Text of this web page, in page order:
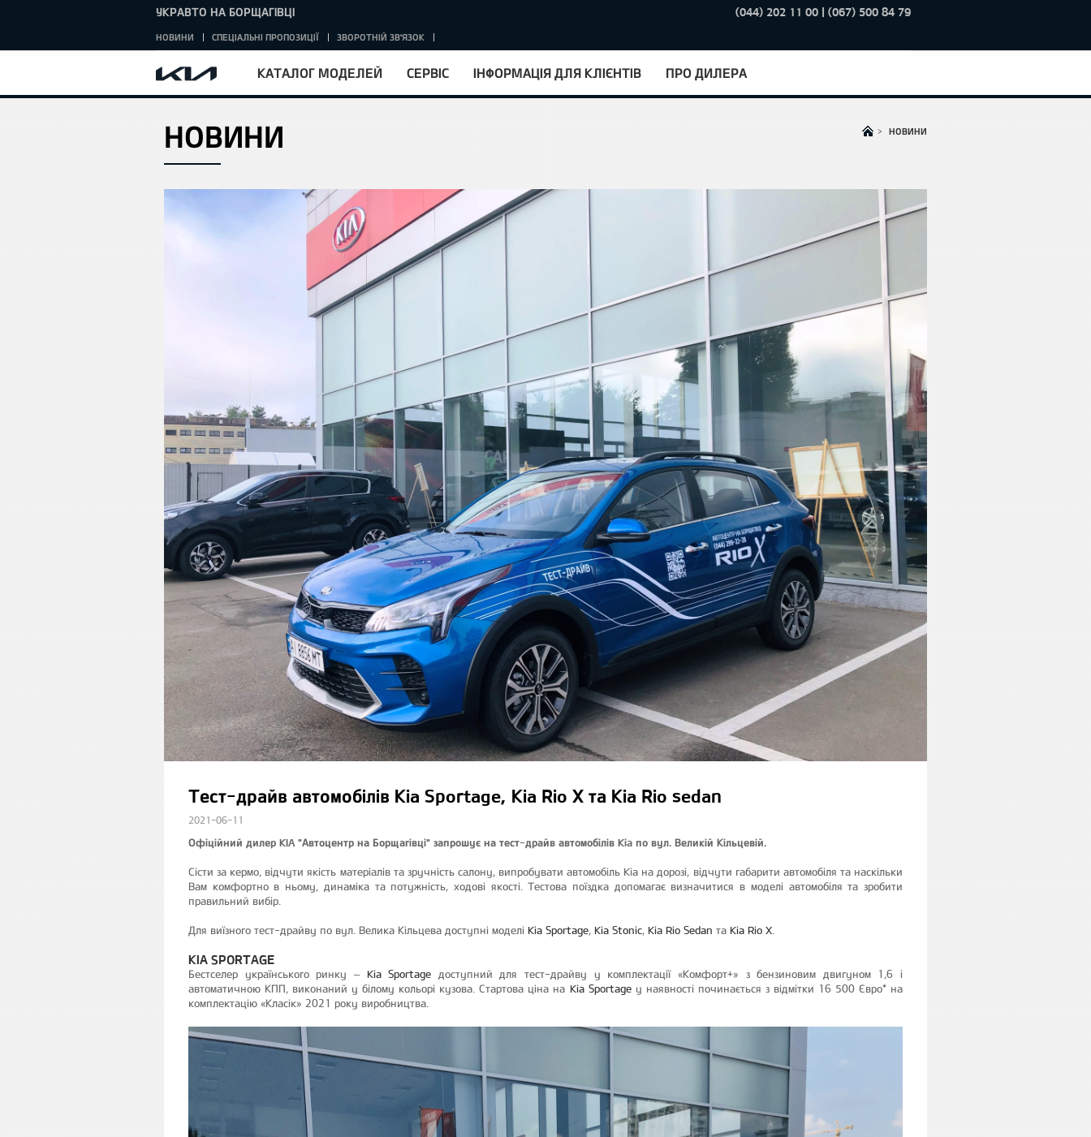
КАТАЛОГ МОДЕЛЕЙ СЕРВІС ІНФОРМАЦІЯ ДЛЯ КЛІЄНТІВ ПРО ДИЛЕРА
УКРАВТО НА БОРЩАГІВЦІ (044) 202 11 00 | (067) 500 84 79
НОВИНИ СПЕЦІАЛЬНІ ПРОПОЗИЦІЇ ЗВОРОТНІЙ ЗВ'ЯЗОК
> НОВИНИ
НОВИНИ
Тест-драйв автомобілів Kia Sportage, Kia Rio X та Kia Rio sedan
2021-06-11
Офіційний дилер KIA "Автоцентр на Борщагівці" запрошує на тест-драйв автомобілів Kia по вул. Великій Кільцевій.
Сісти за кермо, відчути якість матеріалів та зручність салону, випробувати автомобіль Kia на дорозі, відчути габарити автомобіля та наскільки
Вам комфортно в ньому, динаміка та потужність, ходові якості. Тестова поїздка допомагає визначитися в моделі автомобіля та зробити
правильний вибір.
Для виїзного тест-драйву по вул. Велика Кільцева доступні моделі Kia Sportage, Kia Stonic, Kia Rio Sedan та Kia Rio X
KIA SPORTAGE
Бестселер українського ринку – Kia Sportage доступний для тест-драйву у комплектації «Комфорт+» з бензиновим двигуном 1,6 і
автоматичною КПП, виконаний у білому кольорі кузова. Стартова ціна на Kia Sportageу наявності починається з відмітки 16 500 Євро* на
комплектацію «Класік» 2021 року виробництва.